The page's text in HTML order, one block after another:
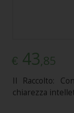
€ 43,85
Il Raccolto:
chiarezza